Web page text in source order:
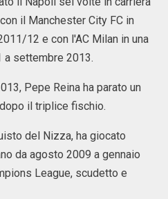
il Manchester City FC in
12 e con l'AC Milan in una
a settembre 2013.
Pepe Reina ha parato un
il triplice fischio.
del Nizza, ha giocato
da agosto 2009 a gennaio
League, scudetto e